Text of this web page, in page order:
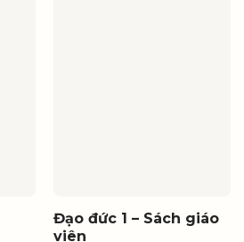
Đạo đức 1 – Sách giáo
viên